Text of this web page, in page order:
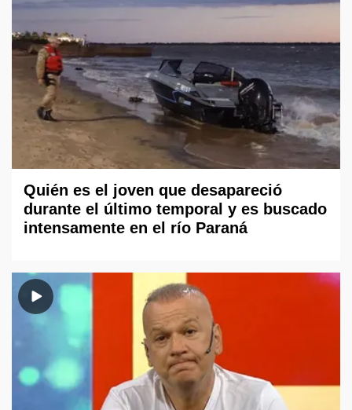
Quién es el joven que desapareció
durante el último temporal y es buscado
intensamente en el río Paraná